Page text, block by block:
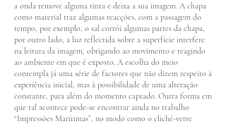
a onda remove alguma tinta e deixa a sua imagem. A chapa
como material traz algumas reacções, com a passagem do
tempo, por exemplo, o sal corrói algumas partes da chapa,
por outro lado, a luz reflectida sobre a superfície interfere
na leitura da imagem, obrigando ao movimento e reagindo
ao ambiente em que é exposto. A escolha do meio
contempla já uma série de factores que não dizem respeito à
experiência inicial, mas à possibilidade de uma alteração
constante, para além do momento captado. Outra forma em
que tal acontece pode-se encontrar ainda no trabalho
“Impressões Marítimas”, no modo como o cliché-verre